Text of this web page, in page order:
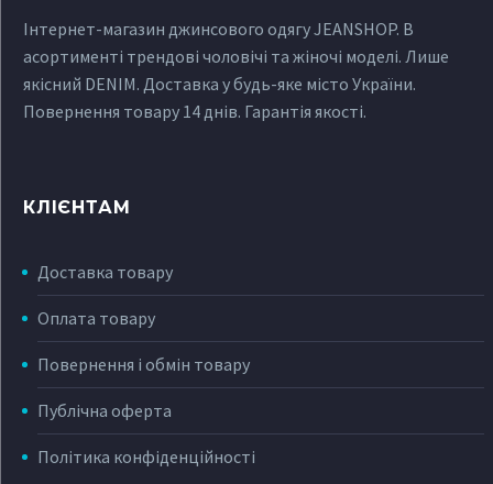
Інтернет-магазин джинсового одягу JEANSHOP. В
асортименті трендові чоловічі та жіночі моделі. Лише
якісний DENIM. Доставка у будь-яке місто України.
Повернення товару 14 днів. Гарантія якості.
КЛІЄНТАМ
Доставка товару
Оплата товару
Повернення і обмін товару
Публічна оферта
Політика конфіденційності